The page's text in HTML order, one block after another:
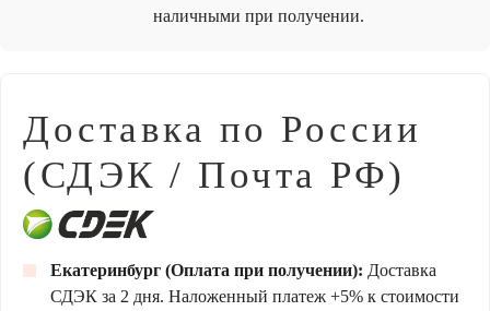
наличными при получении.
Доставка по России
(СДЭК / Почта РФ)
Екатеринбург (Оплата при получении): Доставка
СДЭК за 2 дня. Наложенный платеж +5% к стоимости